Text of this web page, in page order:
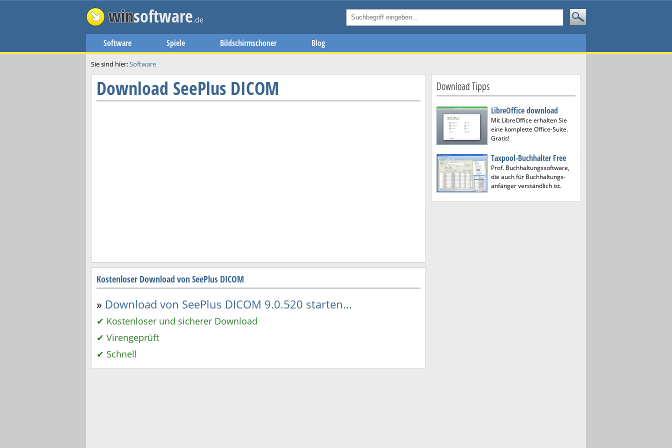
winsoftware.de
Software Spiele Bildschirmschoner Blog
Sie sind hier:Software
Download SeePlus DICOM
Kostenloser Download von SeePlus DICOM
» Download von SeePlus DICOM 9.0.520 starten...
✔ Kostenloser und sicherer Download
✔ Virengeprüft
✔ Schnell
Download Tipps
LibreOffice download
Mit LibreOffice erhalten Sie
eine komplette Office-Suite.
Gratis!
Taxpool-Buchhalter Free
Prof. Buchhaltungssoftware,
die auch für Buchhaltungs-
anfänger verständlich ist.